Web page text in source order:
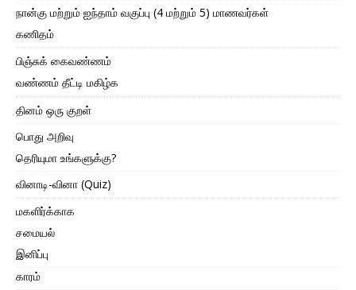
நான்கு மற்றும் ஐந்தாம் வகுப்பு (4 மற்றும் 5) மாணவர்கள்
கணிதம்
பிஞ்சுக் கைவண்ணம்
வண்ணம் தீட்டி மகிழ்க
தினம் ஒரு குறள்
பொது அறிவு
தெரியுமா உங்களுக்கு?
வினாடி-வினா (Quiz)
மகளிர்க்காக
சமையல்
இனிப்பு
காரம்